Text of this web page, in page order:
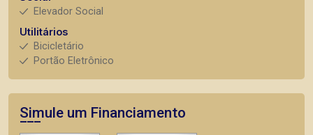
Elevador Social
Utilitários
Bicicletário
Portão Eletrônico
Simule um Financiamento